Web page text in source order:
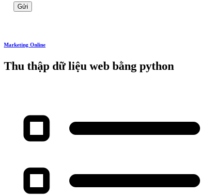
Marketing Online
Thu thập dữ liệu web bằng python